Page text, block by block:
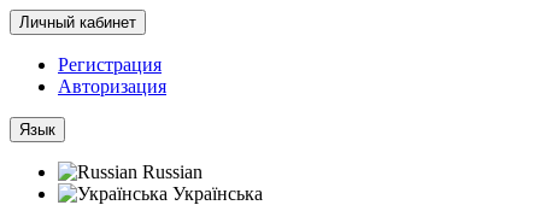
Личный кабинет
Регистрация
Авторизация
Язык
Russian
Українська